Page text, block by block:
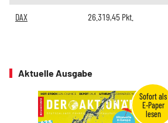
DAX 26.319,45 Pkt.
Aktuelle Ausgabe